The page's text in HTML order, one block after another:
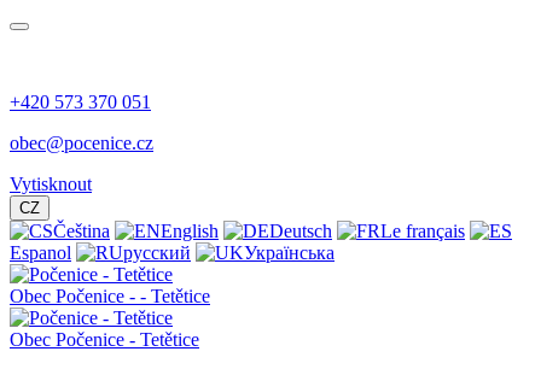
+420 573 370 051
obec@pocenice.cz
Vytisknout
CZ
Čeština English Deutsch
Le français
Espanol
русский Українська
Obec Počenice - - Tetětice
Obec Počenice - Tetětice